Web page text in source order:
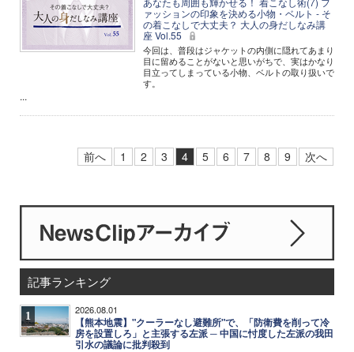
ァッションの印象を決める小物・ベルト - そ
の着こなしで大丈夫？ 大人の身だしなみ講
座 Vol.55
今回は、普段はジャケットの内側に隠れてあまり
目に留めることがないと思いがちで、実はかなり
目立ってしまっている小物、ベルトの取り扱いで
す。
...
前へ 1 2 3 4 5 6 7 8 9 次へ
記事ランキング
1 2026.08.01
【熊本地震】"クーラーなし避難所"で、「防衛費を削って冷
房を設置しろ」と主張する左派 ─ 中国に忖度した左派の我田
引水の議論に批判殺到